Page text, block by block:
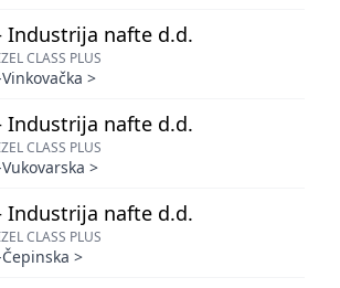
Industrija nafte d.d.
CLASS PLUS
>
Industrija nafte d.d.
CLASS PLUS
>
Industrija nafte d.d.
CLASS PLUS
>